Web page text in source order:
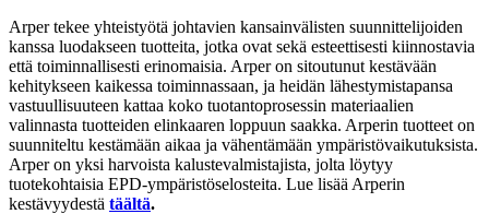
Arper tekee yhteistyötä johtavien kansainvälisten suunnittelijoiden
kanssa luodakseen tuotteita, jotka ovat sekä esteettisesti kiinnostavia
että toiminnallisesti erinomaisia. Arper on sitoutunut kestävään
kehitykseen kaikessa toiminnassaan, ja heidän lähestymistapansa
vastuullisuuteen kattaa koko tuotantoprosessin materiaalien
valinnasta tuotteiden elinkaaren loppuun saakka. Arperin tuotteet on
suunniteltu kestämään aikaa ja vähentämään ympäristövaikutuksista.
Arper on yksi harvoista kalustevalmistajista, jolta löytyy
tuotekohtaisia EPD-ympäristöselosteita. Lue lisää Arperin
kestävyydestä täältä.